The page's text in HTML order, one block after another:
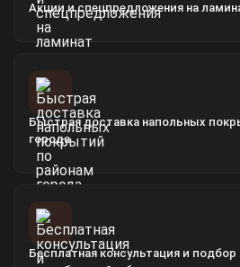
Акции и спецпредложения на
Быстрая доставка напольных
города
Бесплатная консультация и